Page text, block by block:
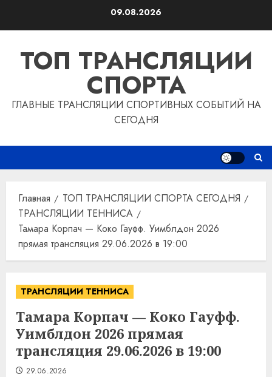
09.08.2026
ТОП ТРАНСЛЯЦИИ
СПОРТА
ГЛАВНЫЕ ТРАНСЛЯЦИИ СПОРТИВНЫХ СОБЫТИЙ НА
СЕГОДНЯ
Главная
ТОП ТРАНСЛЯЦИИ СПОРТА СЕГОДНЯ
ТРАНСЛЯЦИИ ТЕННИСА
Тамара Корпач — Коко Гауфф. Уимблдон 2026
прямая трансляция 29.06.2026 в 19:00
ТРАНСЛЯЦИИ ТЕННИСА
Тамара Корпач — Коко Гауфф.
Уимблдон 2026 прямая
трансляция 29.06.2026 в 19:00
29.06.2026